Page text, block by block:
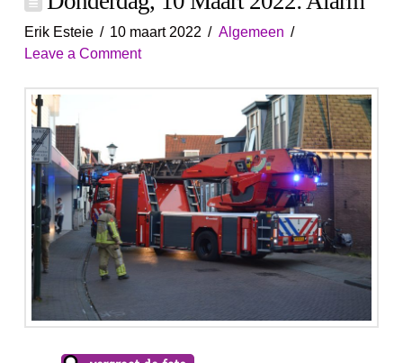
Erik Esteie 10 maart 2022
Algemeen
Leave a Comment